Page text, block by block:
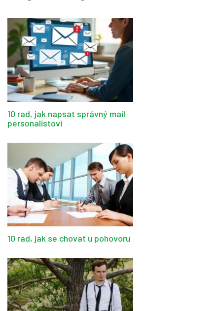
10 rad, jak napsat správný mail
personalistovi
10 rad, jak se chovat u pohovoru